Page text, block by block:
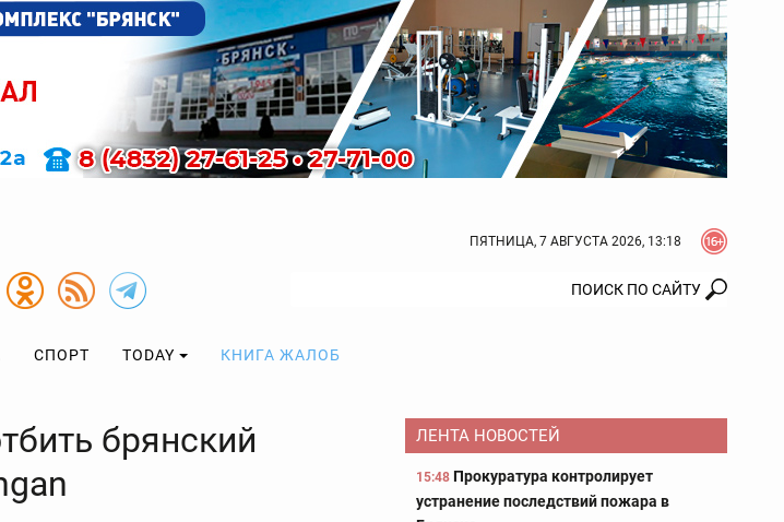
ПЯТНИЦА, 7 АВГУСТА 2026, 13:18
СПОРТ TODAY КНИГА ЖАЛОБ
брянский
ЛЕНТА НОВОСТЕЙ
15:48 Прокуратура контролирует
устранение последствий пожара в